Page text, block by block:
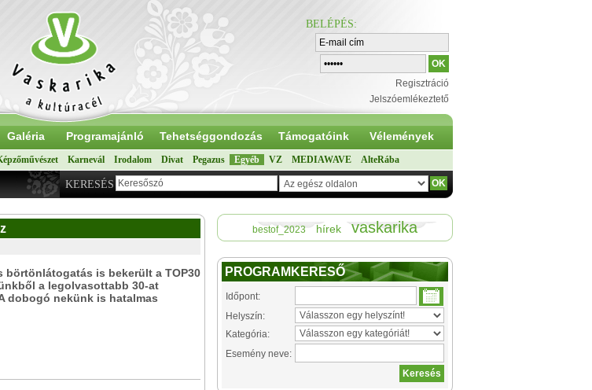
BELÉPÉS:
Regisztráció
Jelszóemlékeztető
Galéria Programajánló Tehetséggondozás Támogatóink Vélemények
Karnevál Irodalom Divat Pegazus Egyéb VZ MEDIAWAVE AlteRába
KERESÉS
börtönlátogatás is bekerült a TOP30
a legolvasottabb 30-at
dobogó nekünk is hatalmas
bestof_2023 hírek vaskarika
PROGRAMKERESŐ
Időpont:
Helyszín:
Kategória:
Esemény neve: